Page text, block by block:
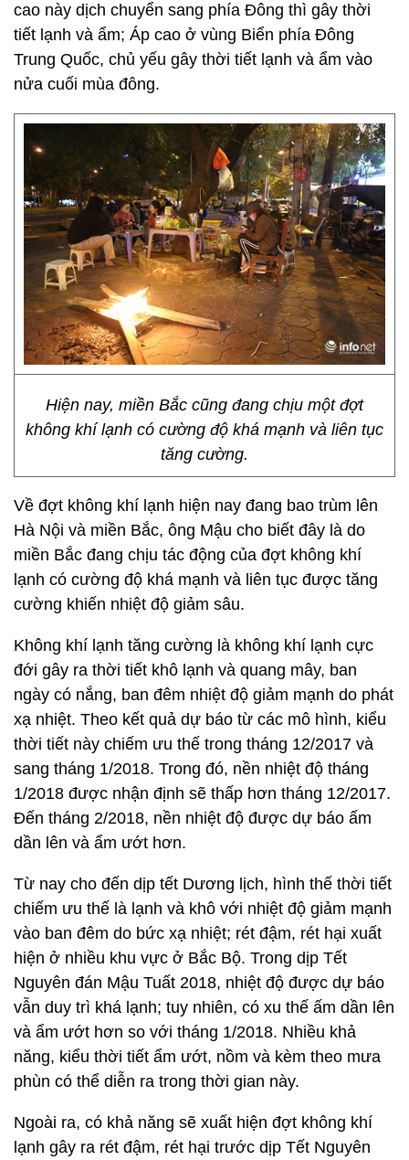
cao này dịch chuyển sang phía Đông thì gây thời
tiết lạnh và ẩm; Áp cao ở vùng Biển phía Đông
Trung Quốc, chủ yếu gây thời tiết lạnh và ẩm vào
nửa cuối mùa đông.
Hiện nay, miền Bắc cũng đang chịu một đợt
không khí lạnh có cường độ khá mạnh và liên tục
tăng cường.
Về đợt không khí lạnh hiện nay đang bao trùm lên
Hà Nội và miền Bắc, ông Mậu cho biết đây là do
miền Bắc đang chịu tác động của đợt không khí
lạnh có cường độ khá mạnh và liên tục được tăng
cường khiến nhiệt độ giảm sâu.
Không khí lạnh tăng cường là không khí lạnh cực
đới gây ra thời tiết khô lạnh và quang mây, ban
ngày có nắng, ban đêm nhiệt độ giảm mạnh do phát
xạ nhiệt. Theo kết quả dự báo từ các mô hình, kiểu
thời tiết này chiếm ưu thế trong tháng 12/2017 và
sang tháng 1/2018. Trong đó, nền nhiệt độ tháng
1/2018 được nhận định sẽ thấp hơn tháng 12/2017.
Đến tháng 2/2018, nền nhiệt độ được dự báo ấm
dần lên và ẩm ướt hơn.
Từ nay cho đến dịp tết Dương lịch, hình thế thời tiết
chiếm ưu thế là lạnh và khô với nhiệt độ giảm mạnh
vào ban đêm do bức xạ nhiệt; rét đậm, rét hại xuất
hiện ở nhiều khu vực ở Bắc Bộ. Trong dịp Tết
Nguyên đán Mậu Tuất 2018, nhiệt độ được dự báo
vẫn duy trì khá lạnh; tuy nhiên, có xu thế ấm dần lên
và ẩm ướt hơn so với tháng 1/2018. Nhiều khả
năng, kiểu thời tiết ẩm ướt, nồm và kèm theo mưa
phùn có thể diễn ra trong thời gian này.
Ngoài ra, có khả năng sẽ xuất hiện đợt không khí
lạnh gây ra rét đậm, rét hại trước dịp Tết Nguyên